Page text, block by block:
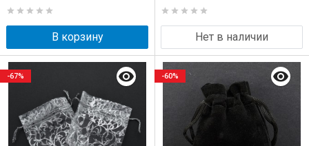
В корзину Нет в наличии
-67% -60%